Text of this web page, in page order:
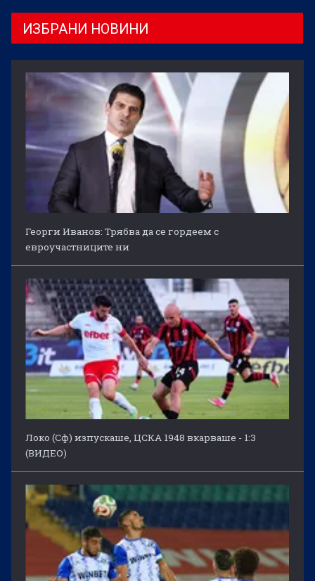
ИЗБРАНИ НОВИНИ
Георги Иванов: Трябва да се гордеем с
евроучастниците ни
Локо (Сф) изпускаше, ЦСКА 1948 вкарваше - 1:3
(ВИДЕО)